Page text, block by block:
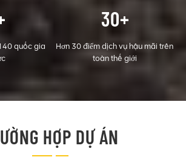
quốc gia
30+
Hơn 30 điểm dịch vụ hậu mãi trên
toàn thế giới
HỢP DỰ ÁN